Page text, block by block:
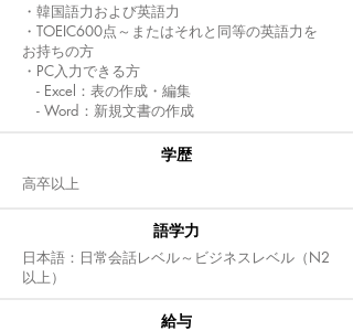
・韓国語力および英語力
・TOEIC600点～またはそれと同等の英語力を
お持ちの方
・PC入力できる方
- Excel：表の作成・編集
- Word：新規文書の作成
​学歴
高卒以上
語学力
日本語：日常会話レベル～ビジネスレベル（N2
以上）
給与